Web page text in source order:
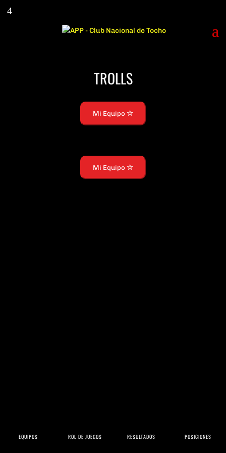
TROLLS
Mi Equipo
Mi Equipo
EQUIPOS ROL DE JUEGOS RESULTADOS POSICIONES